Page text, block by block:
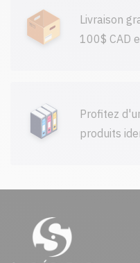
Livraison
100$ CAD
Profitez
produits